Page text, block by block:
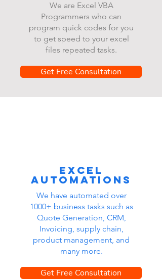
We are Excel VBA
Programmers who can
program quick codes for you
to get speed to your excel
files repeated tasks.
Get Free Consultation
Excel
automations
We have automated over
1000+ business tasks such as
Quote Generation, CRM,
Invoicing, supply chain,
product management, and
many more.
Get Free Consultation